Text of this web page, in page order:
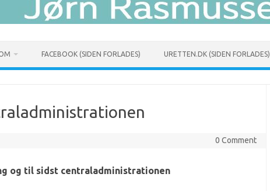
FACEBOOK (SIDEN FORLADES) URETTEN.DK (SIDEN FORLADES)
0 Comment
og til sidst centraladministrationen